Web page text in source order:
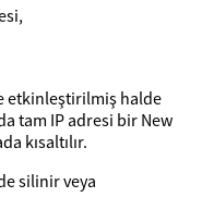
etkinleştirilmiş halde
tam IP adresi bir New
kısaltılır.
silinir veya